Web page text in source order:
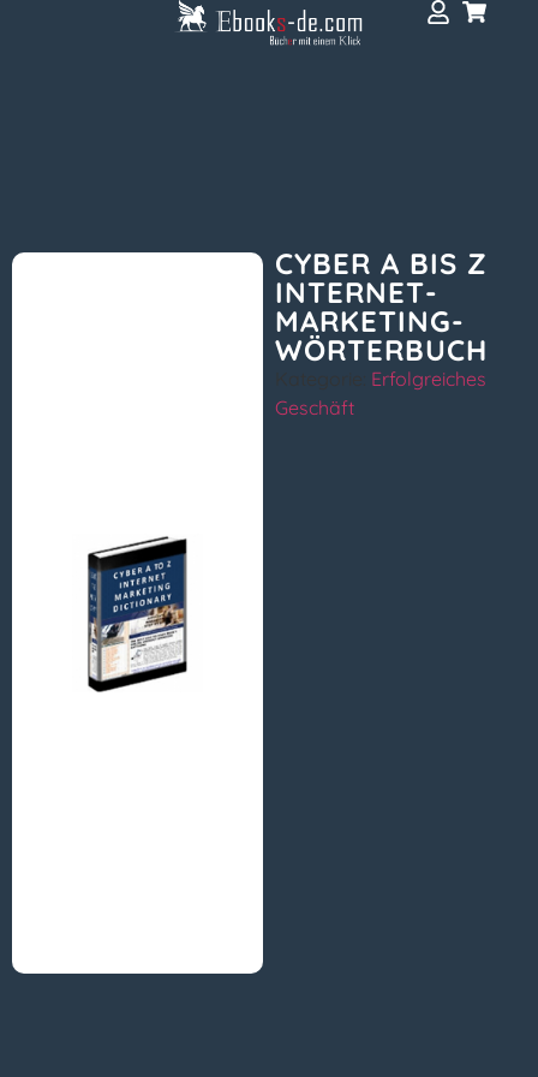
CYBER A BIS Z
INTERNET-
MARKETING-
WÖRTERBUCH
Erfolgreiches
Geschäft